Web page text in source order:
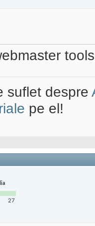
suflet despre
pe el!
27